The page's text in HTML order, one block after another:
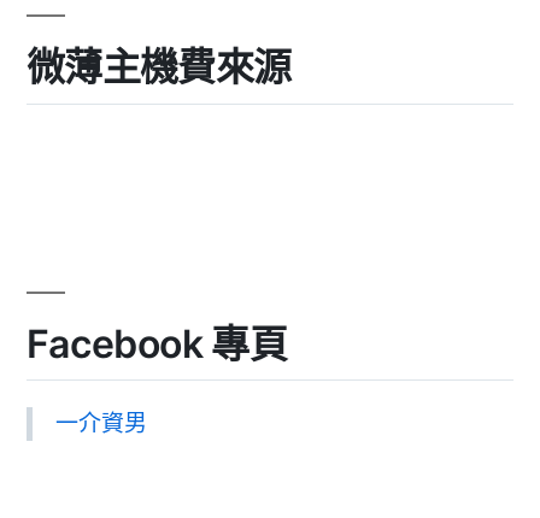
微薄主機費來源
Facebook 專頁
一介資男